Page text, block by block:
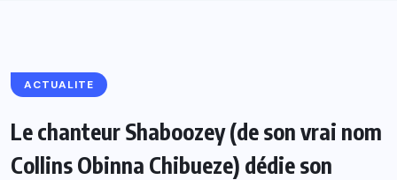
ACTUALITE
Le chanteur Shaboozey (de son vrai nom
Collins Obinna Chibueze) dédie son